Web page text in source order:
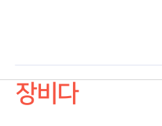
장비다